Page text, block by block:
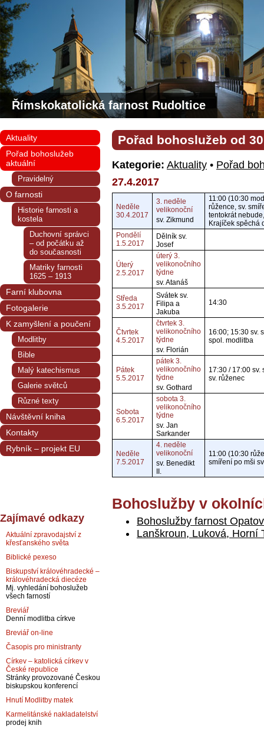
Římskokatolická farnost Rudoltice
Pořad bohoslužeb od
Kategorie: Aktuality • Pořad
27.4.2017
Neděle
30.4.2017
3. neděle
velikonoční
sv. Zikmund
11:00 (10:30
růžence, sv.
tentokrát
Krajíček spěchá
Pondělí
1.5.2017
Dělník sv.
Josef
Úterý
2.5.2017
úterý 3.
velikonočního
týdne
sv. Atanáš
Středa
3.5.2017
Svátek sv.
Filipa a
Jakuba
14:30
Čtvrtek
4.5.2017
čtvrtek 3.
velikonočního
týdne
sv. Florián
16:00; 15:30 sv.
spol. modlitba
Pátek
5.5.2017
pátek 3.
velikonočního
týdne
sv. Gothard
17:30 / 17:00 sv.
sv. růženec
Sobota
6.5.2017
sobota 3.
velikonočního
týdne
sv. Jan
Sarkander
Neděle
7.5.2017
4. neděle
velikonoční
sv. Benedikt
II.
11:00 (10:30
smíření po mši
Bohoslužby v
Bohoslužby farnost Opatov
Lanškroun, Luková, Horní
Aktuality
Pořad bohoslužeb
aktuální
Pravidelný
O farnosti
Historie farnosti a
kostela
Duchovní správci
– od počátku až
do současnosti
Matriky farnosti
1625 – 1913
Farní klubovna
Fotogalerie
K zamyšlení a poučení
Modlitby
Bible
Malý katechismus
Galerie světců
Různé texty
Návštěvní kniha
Kontakty
Rybník – projekt EU
Zajímavé odkazy
Aktuální zpravodajství z
křesťanského světa
Biblické pexeso
Biskupství královéhradecké –
královéhradecká diecéze
Mj. vyhledání bohoslužeb
všech farností
Breviář
Denní modlitba církve
Breviář on-line
Časopis pro ministranty
Církev – katolická církev v
České republice
Stránky provozované Českou
biskupskou konferencí
Hnutí Modlitby matek
Karmelitánské nakladatelství
prodej knih